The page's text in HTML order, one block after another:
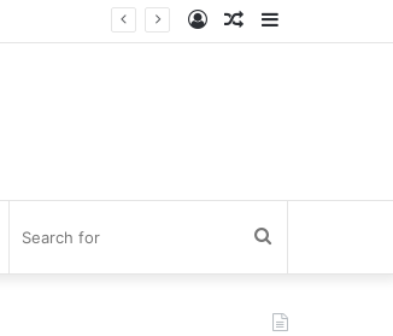
Sidebar
Random
Log
for